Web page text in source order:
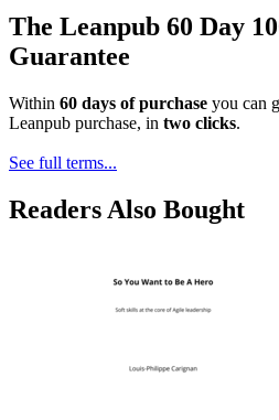
The Leanpub 60 Day
Guarantee
Within 60 days of purchase you can
Leanpub purchase, in two clicks.
See full terms...
Readers Also Bought